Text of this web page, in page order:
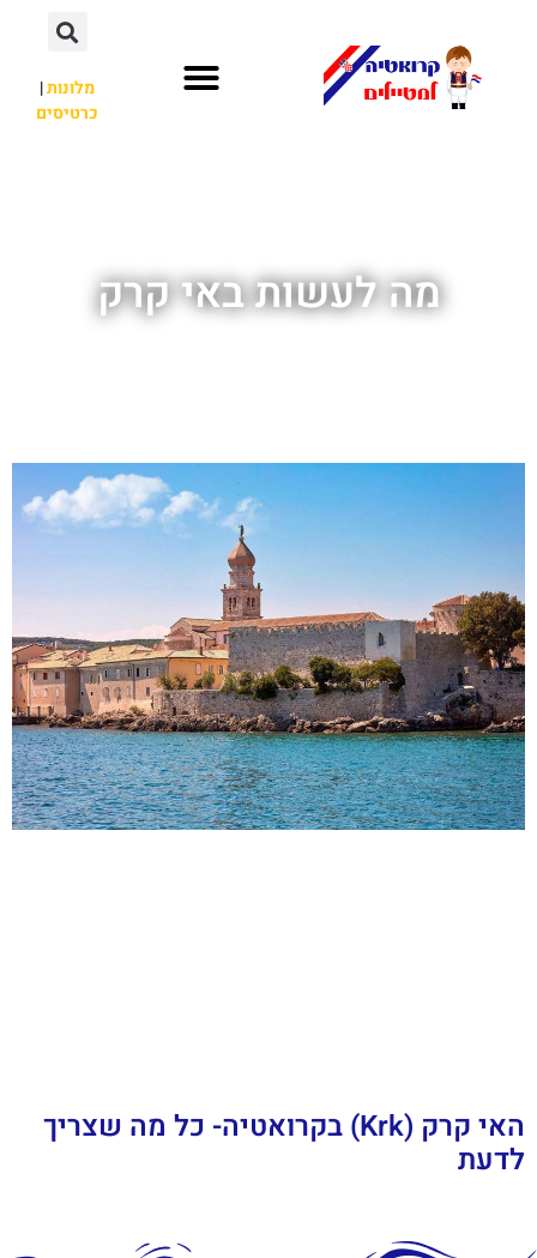
מלונות|
כרטיסים
מה לעשות באי קרק
האי קרק (Krk) בקרואטיה- כל מה שצריך
לדעת